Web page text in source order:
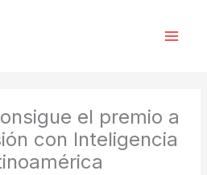
el premio a
con Inteligencia